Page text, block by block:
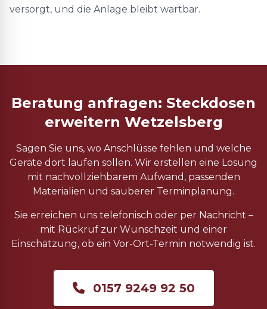
versorgt, und die Anlage bleibt wartbar.
Beratung anfragen: Steckdosen
erweitern Wetzelsberg
Sagen Sie uns, wo Anschlüsse fehlen und welche
Geräte dort laufen sollen. Wir erstellen eine Lösung
mit nachvollziehbarem Aufwand, passenden
Materialien und sauberer Terminplanung.
Sie erreichen uns telefonisch oder per Nachricht –
mit Rückruf zur Wunschzeit und einer
Einschätzung, ob ein Vor-Ort-Termin notwendig ist.
0157 9249 92 50